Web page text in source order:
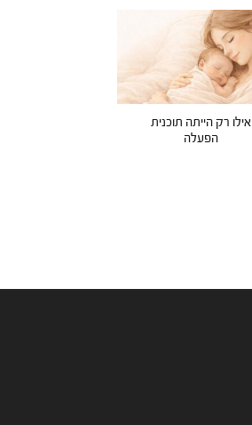
אילו רק הייתה תוכנית
הפעלה